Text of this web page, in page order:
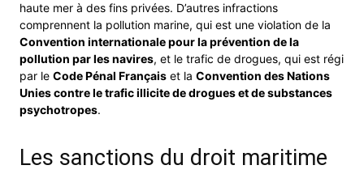
haute mer à des fins privées. D’autres infractions
comprennent la pollution marine, qui est une violation de la
Convention internationale pour la prévention de la
pollution par les navires, et le trafic de drogues, qui est régi
par le Code Pénal Français et la Convention des Nations
Unies contre le trafic illicite de drogues et de substances
psychotropes.
Les sanctions du droit maritime